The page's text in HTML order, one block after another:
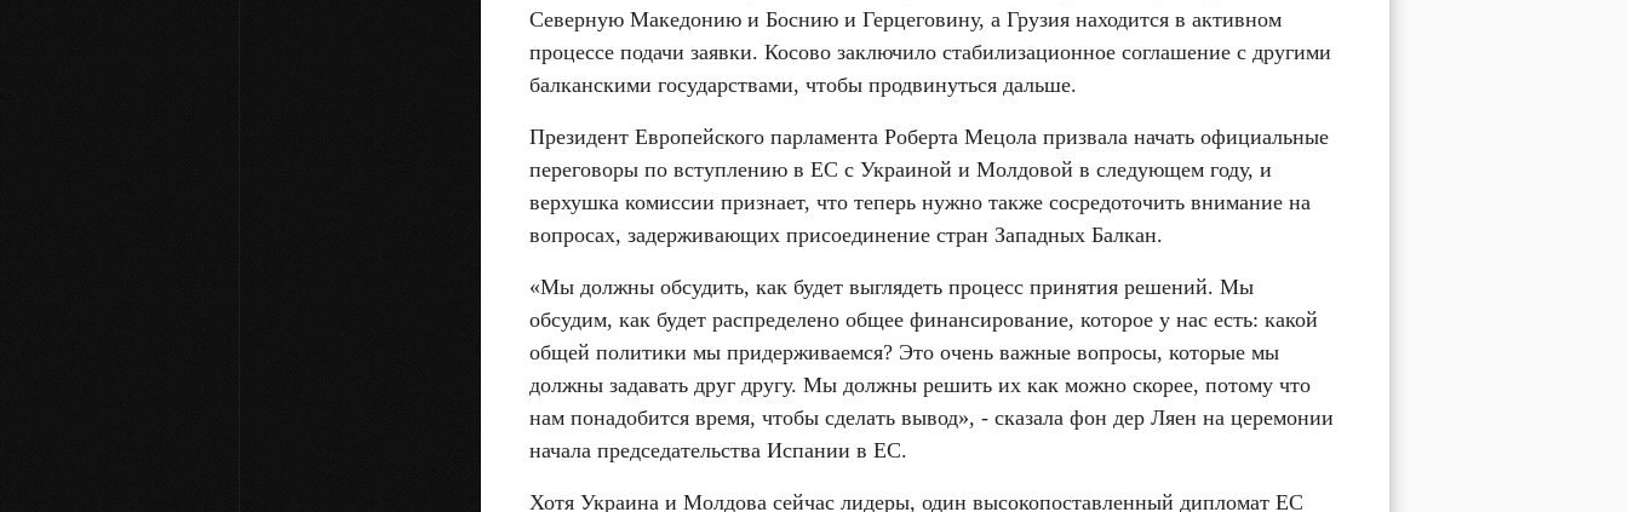
Северную Македонию и Боснию и Герцеговину, а Грузия находится в активном
процессе подачи заявки. Косово заключило стабилизационное соглашение с другими
балканскими государствами, чтобы продвинуться дальше.
Президент Европейского парламента Роберта Мецола призвала начать официальные
переговоры по вступлению в ЕС с Украиной и Молдовой в следующем году, и
верхушка комиссии признает, что теперь нужно также сосредоточить внимание на
вопросах, задерживающих присоединение стран Западных Балкан.
«Мы должны обсудить, как будет выглядеть процесс принятия решений. Мы
обсудим, как будет распределено общее финансирование, которое у нас есть: какой
общей политики мы придерживаемся? Это очень важные вопросы, которые мы
должны задавать друг другу. Мы должны решить их как можно скорее, потому что
нам понадобится время, чтобы сделать вывод», - сказала фон дер Ляен на церемонии
начала председательства Испании в ЕС.
Хотя Украина и Молдова сейчас лидеры, один высокопоставленный дипломат ЕС